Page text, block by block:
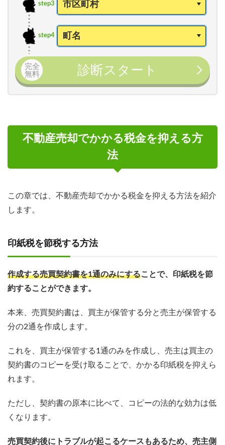
step3
step4
完全
無料
診断スタート
不動産売却でかかる税金を抑える方
法
この章では、不動産売却でかかる税金を抑える方法を紹介
します。
印紙税を節税する方法
作成する売買契約書を1通のみにすることで、印紙税を節
約することができます。
本来、売買契約書は、買主が保管する分と売主が保管する
分の2通を作成します。
これを、買主が保管する1通のみを作成し、売主は買主の
契約書のコピーを受け取ることで、かかる印紙税を抑えら
れます。
ただし、契約書の原本に比べて、コピーの法的な効力は低
くなります。
売買契約後にトラブルが起こるケースもあるため、売主側